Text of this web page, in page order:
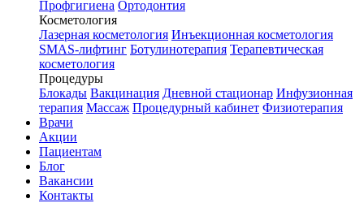
Профгигиена Ортодонтия
Косметология
Лазерная косметология Инъекционная косметология
SMAS-лифтинг Ботулинотерапия Терапевтическая
косметология
Процедуры
Блокады Вакцинация Дневной стационар Инфузионная
терапия Массаж Процедурный кабинет Физиотерапия
Врачи
Акции
Пациентам
Блог
Вакансии
Контакты